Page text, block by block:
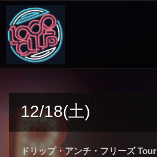
12/18(土)
ドリップ・アンチ・フリーズ Tour